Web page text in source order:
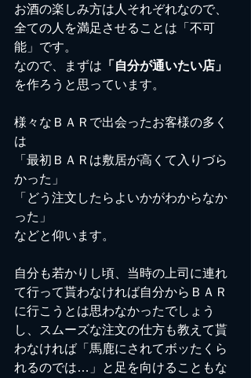
お酒の楽しみ方は人それぞれなので、
全ての人を満足させることは「不可
能」です。
なので、まずは 「自分が通いたい店」
を作ろうと思っています。
様々なＢＡＲで出会ったお客様の多く
は
「最初ＢＡＲは敷居が高くて入りづら
かった」
「どう注文したらよいかがわからなか
った」
などと仰います。
自分も若かりし頃、当時の上司に連れ
て行って貰わなければ自分からＢＡＲ
に行こうとは思わなかったでしょう
し、スムーズな注文の仕方も教えて貰
わなければ「馬鹿にされてボッたくら
れるのでは…」と足を向けることもな